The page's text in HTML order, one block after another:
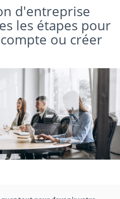
d'entreprise
les étapes pour
ou créer